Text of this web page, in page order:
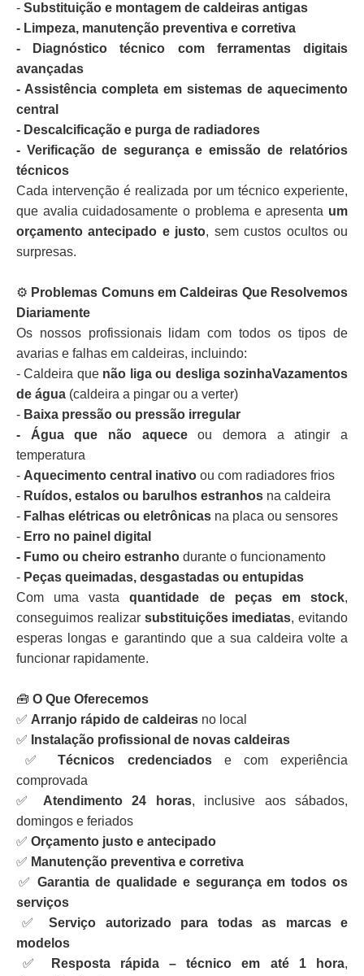
- Substituição e montagem de caldeiras antigas
- Limpeza, manutenção preventiva e corretiva
- Diagnóstico técnico com ferramentas digitais
avançadas
- Assistência completa em sistemas de aquecimento
central
- Descalcificação e purga de radiadores
- Verificação de segurança e emissão de relatórios
técnicos
Cada intervenção é realizada por um técnico experiente,
que avalia cuidadosamente o problema e apresenta um
orçamento antecipado e justo, sem custos ocultos ou
surpresas.
⚙️ Problemas Comuns em Caldeiras Que Resolvemos
Diariamente
Os nossos profissionais lidam com todos os tipos de
avarias e falhas em caldeiras, incluindo:
- Caldeira que não liga ou desliga sozinhaVazamentos
de água (caldeira a pingar ou a verter)
- Baixa pressão ou pressão irregular
- Água que não aqueceou demora a atingir a
temperatura
- Aquecimento central inativo ou com radiadores frios
- Ruídos, estalos ou barulhos estranhos na caldeira
- Falhas elétricas ou eletrônicas na placa ou sensores
- Erro no painel digital
- Fumo ou cheiro estranho durante o funcionamento
- Peças queimadas, desgastadas ou entupidas
Com uma vastaquantidade de peças em stock,
conseguimos realizar substituições imediatas, evitando
esperas longas e garantindo que a sua caldeira volte a
funcionar rapidamente.
🧰 O Que Oferecemos
✅ Arranjo rápido de caldeiras no local
✅ Instalação profissional de novas caldeiras
✅Técnicos credenciadose com experiência
comprovada
✅ Atendimento 24 horas, inclusive aos sábados,
domingos e feriados
✅ Orçamento justo e antecipado
✅ Manutenção preventiva e corretiva
✅Garantia de qualidade e segurança em todos os
serviços
✅Serviço autorizado para todas as marcas e
modelos
✅
Resposta rápida – técnico em até 1 hora,